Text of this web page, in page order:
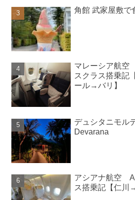
角館 武家屋敷で
マレーシア航
スクラス搭乗記
ール→バリ】
デュシタニモル
Devarana
アシアナ航空
ス搭乗記【仁川